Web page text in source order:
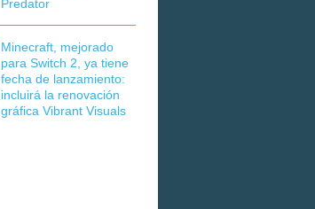
Predator
Minecraft, mejorado
para Switch 2, ya tiene
fecha de lanzamiento:
incluirá la renovación
gráfica Vibrant Visuals